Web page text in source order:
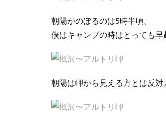
朝陽がのぼるのは5時半頃。
僕はキャンプの時はとっても
朝陽は岬から見える方とは反